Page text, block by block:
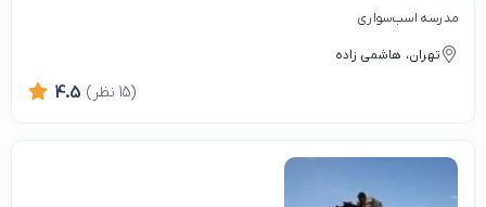
مدرسه اسب‌سواری
تهران، هاشمی زاده
4.5 (15 نظر)